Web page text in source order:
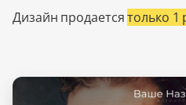
Дизайн продаетсятолько 1